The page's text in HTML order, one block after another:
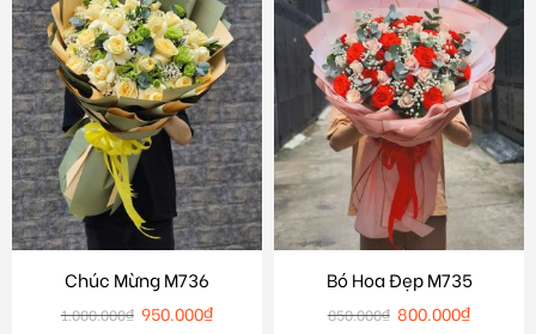
Chúc Mừng M736
1.000.000₫ 950.000₫
Bó Hoa Đẹp M735
850.000₫ 800.000₫